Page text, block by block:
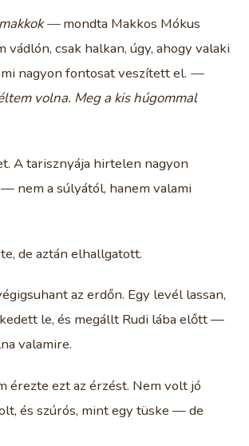
—mondta Makkos Mókus
vádlón, csak halkan, úgy, ahogy valaki
nagyon fontosat veszített el. —
volna. Meg a kis húgommal
A tarisznyája hirtelen nagyon
nem a súlyától, hanem valami
de aztán elhallgatott.
az erdőn. Egy levél lassan,
le, és megállt Rudi lába előtt —
valamire.
érezte ezt az érzést. Nem volt jó
és szúrós, mint egy tüske — de